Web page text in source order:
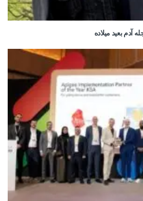
آدم بعيد ميلاده